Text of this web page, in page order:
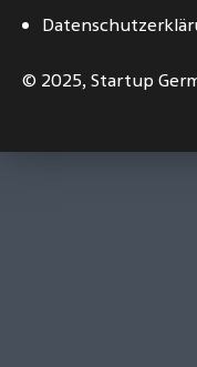
© 2025,Startup